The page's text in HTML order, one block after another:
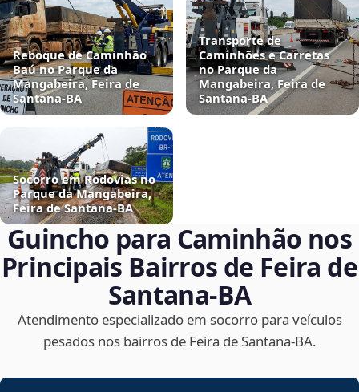
Reboque de Caminhão
Baú no Parque da
Mangabeira, Feira de
Santana‑BA
Transporte de
Caminhões e Carretas
no Parque da
Mangabeira, Feira de
Santana‑BA
Socorro em Rodovias no
Parque da Mangabeira,
Feira de Santana‑BA
Guincho para Caminhão nos
Principais Bairros de Feira de
Santana‑BA
Atendimento especializado em socorro para veículos
pesados nos bairros de Feira de Santana‑BA.